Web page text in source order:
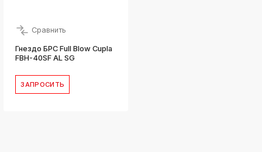
Сравнить
Гнездо БРС Full Blow Cupla
FBH-40SF AL SG
ЗАПРОСИТЬ